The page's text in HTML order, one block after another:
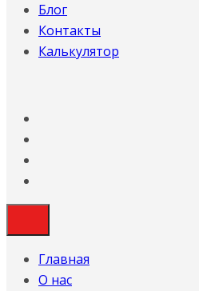
Блог
Контакты
Калькулятор
Главная
О нас